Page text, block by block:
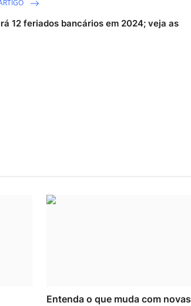
12 feriados bancários em 2024; veja as
Entenda o que muda com novas